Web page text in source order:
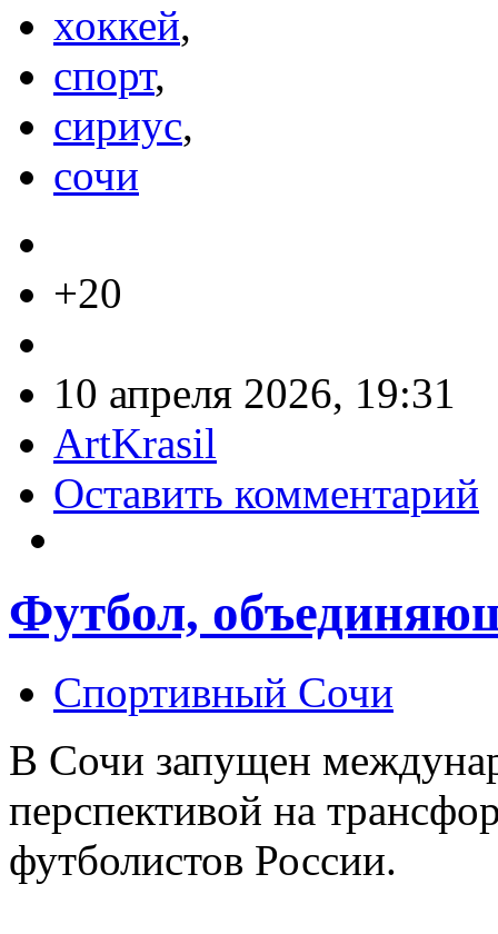
хоккей,
спорт,
сириус,
сочи
+20
10 апреля 2026, 19:31
ArtKrasil
Оставить комментарий
Футбол,
Спортивный Сочи
В Сочи запущен
перспективой на
футболистов России.